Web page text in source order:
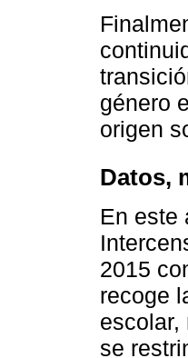
género
origen
Datos,
En este
2015
recoge
escolar,
se